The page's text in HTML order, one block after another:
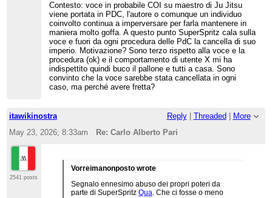
Contesto: voce in probabile COI su maestro di Ju Jitsu
viene portata in PDC, l'autore o comunque un individuo
coinvolto continua a imperversare per farla mantenere in
maniera molto goffa. A questo punto SuperSpritz cala sulla
voce e fuori da ogni procedura delle PdC la cancella di suo
imperio. Motivazione? Sono terzo rispetto alla voce e la
procedura (ok) e il comportamento di utente X mi ha
indispettito quindi buco il pallone e tutti a casa. Sono
convinto che la voce sarebbe stata cancellata in ogni
caso, ma perché avere fretta?
itawikinostra Reply| Threaded
More
May 23, 2026; 8:33am
Re: Carlo Alberto Pari
2541 posts
Vorreimanonposto wrote
Segnalo ennesimo abuso dei propri poteri da
parte di SuperSpritzQua. Che ci fosse o meno